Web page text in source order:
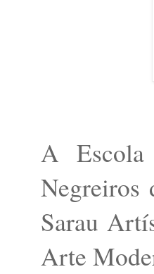
A Escola
Negreiros
Sarau
Arte